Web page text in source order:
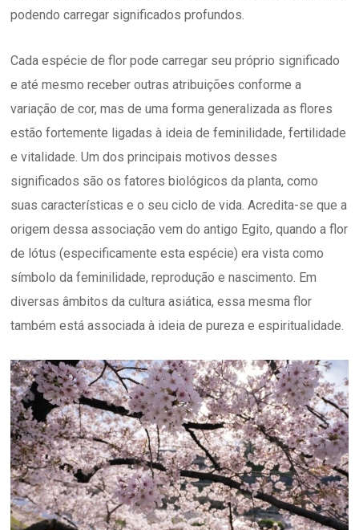
podendo carregar significados profundos.
Cada espécie de flor pode carregar seu próprio significado
e até mesmo receber outras atribuições conforme a
variação de cor, mas de uma forma generalizada as flores
estão fortemente ligadas à ideia de feminilidade, fertilidade
e vitalidade. Um dos principais motivos desses
significados são os fatores biológicos da planta, como
suas características e o seu ciclo de vida. Acredita-se que a
origem dessa associação vem do antigo Egito, quando a flor
de lótus (especificamente esta espécie) era vista como
símbolo da feminilidade, reprodução e nascimento. Em
diversas âmbitos da cultura asiática, essa mesma flor
também está associada à ideia de pureza e espiritualidade.